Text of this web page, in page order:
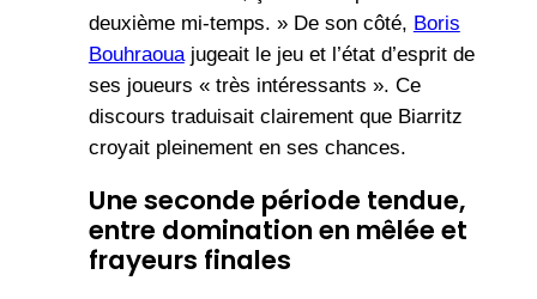
deuxième mi-temps. » De son côté, Boris
Bouhraouajugeait le jeu et l’état d’esprit de
ses joueurs « très intéressants ». Ce
discours traduisait clairement que Biarritz
croyait pleinement en ses chances.
Une seconde période tendue,
entre domination en mêlée et
frayeurs finales